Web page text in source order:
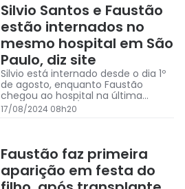
Silvio Santos e Faustão
estão internados no
mesmo hospital em São
Paulo, diz site
Silvio está internado desde o dia 1º
de agosto, enquanto Faustão
chegou ao hospital na última
quinta-feira (15/8)
17/08/2024 08h20
Faustão faz primeira
aparição em festa do